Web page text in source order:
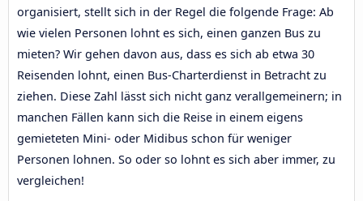
organisiert, stellt sich in der Regel die folgende Frage: Ab
wie vielen Personen lohnt es sich, einen ganzen Bus zu
mieten? Wir gehen davon aus, dass es sich ab etwa 30
Reisenden lohnt, einen Bus-Charterdienst in Betracht zu
ziehen. Diese Zahl lässt sich nicht ganz verallgemeinern; in
manchen Fällen kann sich die Reise in einem eigens
gemieteten Mini- oder Midibus schon für weniger
Personen lohnen. So oder so lohnt es sich aber immer, zu
vergleichen!